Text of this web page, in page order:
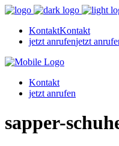
KontaktKontakt
jetzt anrufenjetzt
Kontakt
jetzt anrufen
sapper-